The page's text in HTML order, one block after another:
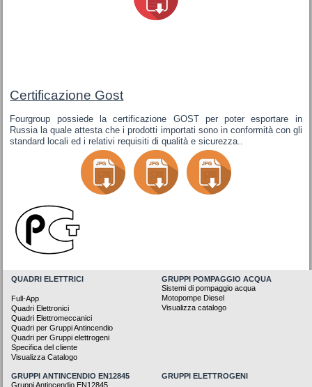
Certificazione Gost
Fourgroup possiede la certificazione GOST per poter esportare in
Russia la quale attesta che i prodotti importati sono in conformità con gli
standard locali ed i relativi requisiti di qualità e sicurezza..
QUADRI ELETTRICI
Full-App
Quadri Elettronici
Quadri Elettromeccanici
Quadri per Gruppi Antincendio
Quadri per Gruppi elettrogeni
Specifica del cliente
Visualizza Catalogo
GRUPPI POMPAGGIO ACQUA
Sistemi di pompaggio acqua
Motopompe Diesel
Visualizza catalogo
GRUPPI ANTINCENDIO EN12845
Gruppi Antincendio EN12845
GRUPPI ELETTROGENI